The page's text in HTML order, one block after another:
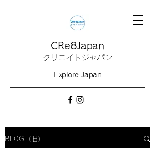
Explore Japan
CRe8Japan
クリエイトジャパン
BLOG（旧）